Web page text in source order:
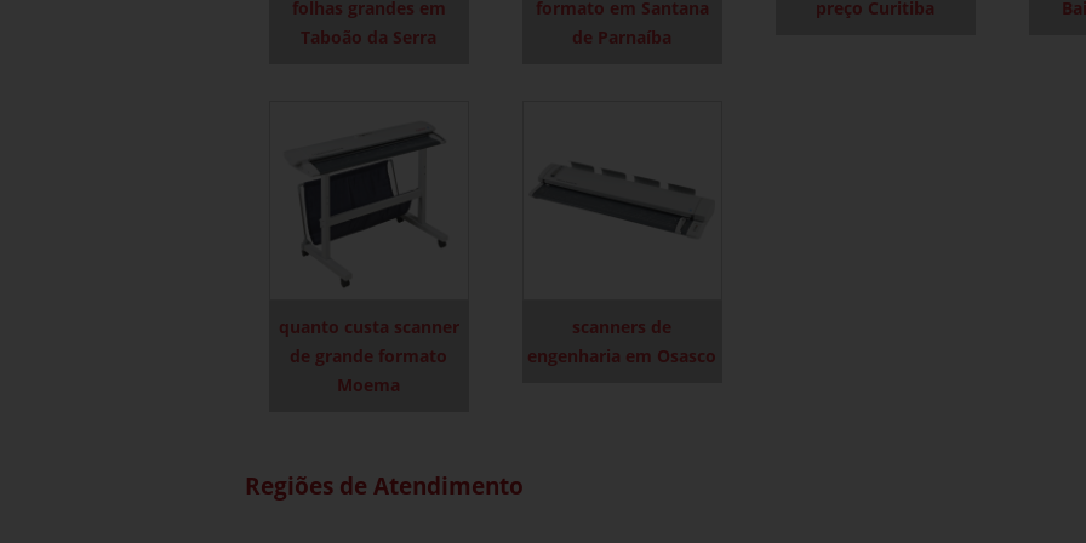
folhas grandes em
Taboão da Serra
formato em Santana
de Parnaíba
preço Curitiba
quanto custa scanner
de grande formato
Moema
scanners de
engenharia em Osasco
Regiões de Atendimento